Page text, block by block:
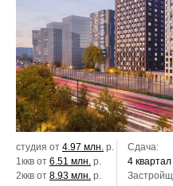
студия от 4.97 млн. р.
1ккв от 6.51 млн. р.
2ккв от 8.93 млн. р.
Сдача:
4